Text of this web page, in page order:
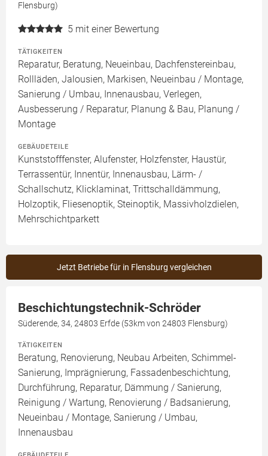
Flensburg)
5 mit einer Bewertung
TÄTIGKEITEN
Reparatur, Beratung, Neueinbau, Dachfenstereinbau,
Rollläden, Jalousien, Markisen, Neueinbau / Montage,
Sanierung / Umbau, Innenausbau, Verlegen,
Ausbesserung / Reparatur, Planung & Bau, Planung /
Montage
GEBÄUDETEILE
Kunststofffenster, Alufenster, Holzfenster, Haustür,
Terrassentür, Innentür, Innenausbau, Lärm- /
Schallschutz, Klicklaminat, Trittschalldämmung,
Holzoptik, Fliesenoptik, Steinoptik, Massivholzdielen,
Mehrschichtparkett
Jetzt Betriebe für in Flensburg vergleichen
Beschichtungstechnik-Schröder
Süderende, 34, 24803 Erfde (53km von 24803 Flensburg)
TÄTIGKEITEN
Beratung, Renovierung, Neubau Arbeiten, Schimmel-
Sanierung, Imprägnierung, Fassadenbeschichtung,
Durchführung, Reparatur, Dämmung / Sanierung,
Reinigung / Wartung, Renovierung / Badsanierung,
Neueinbau / Montage, Sanierung / Umbau,
Innenausbau